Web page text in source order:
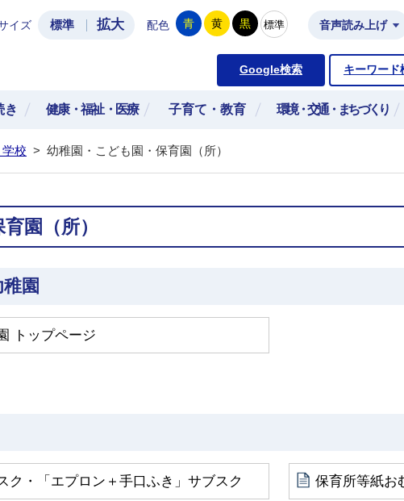
土浦市公式ホームページ
イズ 標準 拡大 配色 青 黄 黒 標準 音声読み上げ
Google検索 キーワード
き 健康・福祉・医療 子育て・教育 環境・交通・まちづくり
校 > 幼稚園・こども園・保育園（所）
園（所）
園
トップページ
ク・「エプロン＋手口ふき」サブスク 保育所等紙お